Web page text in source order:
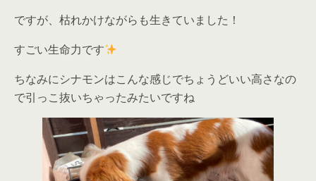
ですが、枯れかけながらも生きていました！
すごい生命力です
ちなみにシナモンはこんな感じでちょうどいい高さなの
で引っこ抜いちゃったみたいですね